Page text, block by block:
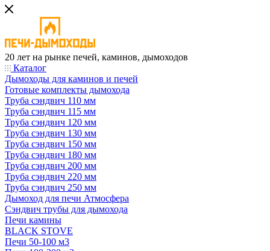
20 лет на рынке печей, каминов, дымоходов
Каталог
Дымоходы для каминов и печей
Готовые комплекты дымохода
Труба сэндвич 110 мм
Труба сэндвич 115 мм
Труба сэндвич 120 мм
Труба сэндвич 130 мм
Труба сэндвич 150 мм
Труба сэндвич 180 мм
Труба сэндвич 200 мм
Труба сэндвич 220 мм
Труба сэндвич 250 мм
Дымоход для печи Атмосфера
Сэндвич трубы для дымохода
Печи камины
BLACK STOVE
Печи 50-100 м3